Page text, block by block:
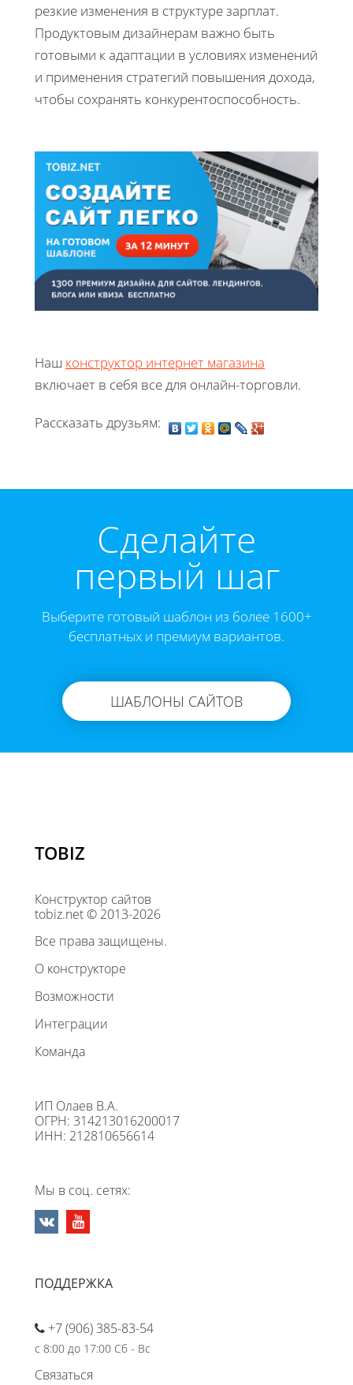
резкие изменения в структуре зарплат.
Продуктовым дизайнерам важно быть
готовыми к адаптации в условиях изменений
и применения стратегий повышения дохода,
чтобы сохранять конкурентоспособность.
Наш конструктор интернет магазина
включает в себя все для онлайн-торговли.
Рассказать друзьям:
Cделайте
первый шаг
Выберите готовый шаблон из более 1600+
бесплатных и премиум вариантов.
ШАБЛОНЫ САЙТОВ
TOBIZ
Конструктор сайтов
tobiz.net © 2013-2026
Все права защищены.
О конструкторе
Возможности
Интеграции
Команда
ИП Олаев В.А.
ОГРН: 314213016200017
ИНН: 212810656614
Мы в соц. сетях:
ПОДДЕРЖКА
+7 (906) 385-83-54
с 8:00 до 17:00 Сб - Вс
Связаться